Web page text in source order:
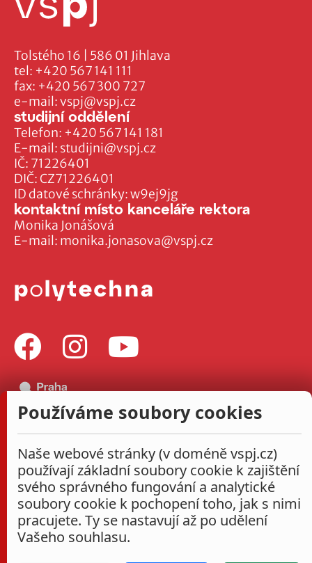
Tolstého 16 | 586 01 Jihlava
tel: +420 567 141 111
fax: +420 567 300 727
e-mail:vspj@vspj.cz
IČ: 71226401
DIČ: CZ71226401
ID datové schránky: w9ej9jg
studijní oddělení
Telefon: +420 567 141 181
E-mail: studijni@vspj.cz
kontaktní místo kanceláře rektora
Monika Jonášová
E-mail: monika.jonasova@vspj.cz
Používáme soubory cookies
Naše webové stránky (v doméně vspj.cz)
používají základní soubory cookie k zajištění
svého správného fungování a analytické
soubory cookie k pochopení toho, jak s nimi
pracujete. Ty se nastavují až po udělení
Vašeho souhlasu.